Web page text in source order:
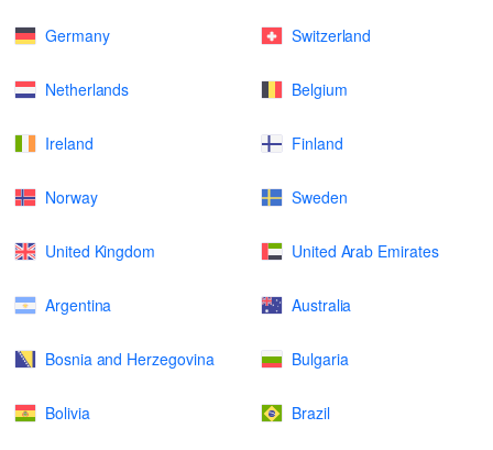
Germany Switzerland
Netherlands Belgium
Ireland Finland
Norway Sweden
United Kingdom United Arab Emirates
Argentina Australia
Bosnia and Herzegovina Bulgaria
Bolivia Brazil